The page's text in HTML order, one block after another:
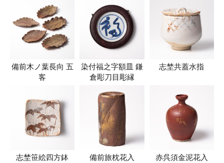
備前木ノ葉長向 五
客
染付福之字額皿 鎌
倉彫刀目彫縁
志埜共蓋水指
志埜笹絵四方鉢 備前旅枕花入 赤呉須金泥花入